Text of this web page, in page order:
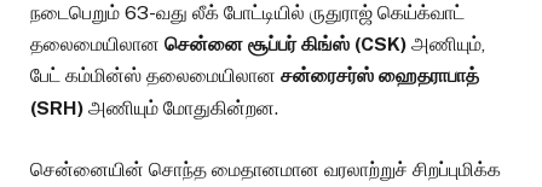
நடைபெறும் 63-வது லீக் போட்டியில் ருதுராஜ் கெய்க்வாட்
தலைமையிலான சென்னை சூப்பர் கிங்ஸ் (CSK) அணியும்,
பேட் கம்மின்ஸ் தலைமையிலான சன்ரைசர்ஸ் ஹைதராபாத்
(SRH) அணியும் மோதுகின்றன.
சென்னையின் சொந்த மைதானமான வரலாற்றுச் சிறப்புமிக்க